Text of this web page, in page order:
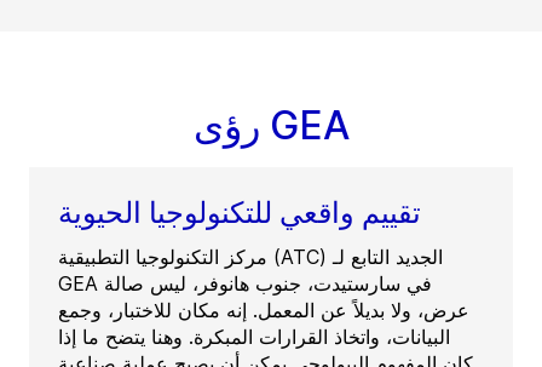
رؤى GEA
تقييم واقعي للتكنولوجيا الحيوية
مركز التكنولوجيا التطبيقية (ATC) الجديد التابع لـ
GEA في سارستيدت، جنوب هانوفر، ليس صالة
عرض، ولا بديلاً عن المعمل. إنه مكان للاختبار، وجمع
البيانات، واتخاذ القرارات المبكرة. وهنا يتضح ما إذا